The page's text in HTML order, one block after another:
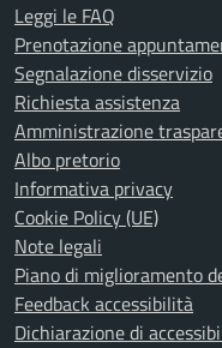
Leggi le FAQ
Prenotazione
Segnalazione disservizio
Richiesta assistenza
Amministrazione
Albo pretorio
Informativa privacy
Cookie Policy (UE)
Note legali
Piano di miglioramento
Feedback accessibilità
Dichiarazione di